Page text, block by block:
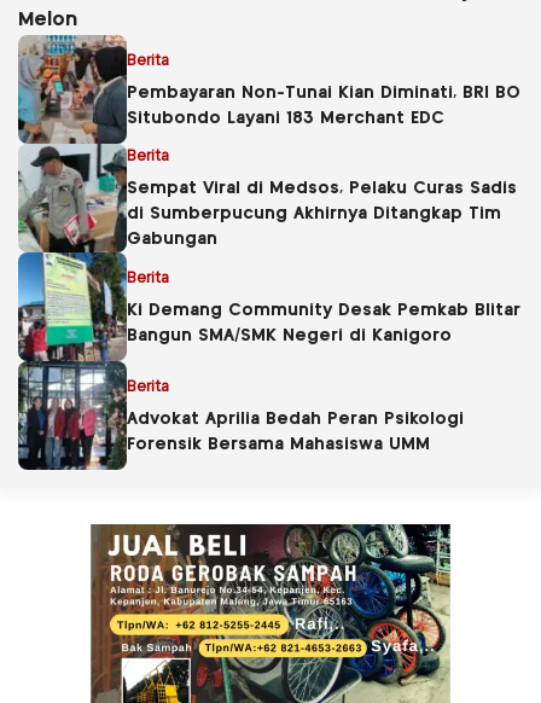
Melon
Berita
Pembayaran Non-Tunai Kian Diminati, BRI BO
Situbondo Layani 183 Merchant EDC
Berita
Sempat Viral di Medsos, Pelaku Curas Sadis
di Sumberpucung Akhirnya Ditangkap Tim
Gabungan
Berita
Ki Demang Community Desak Pemkab Blitar
Bangun SMA/SMK Negeri di Kanigoro
Berita
Advokat Aprilia Bedah Peran Psikologi
Forensik Bersama Mahasiswa UMM